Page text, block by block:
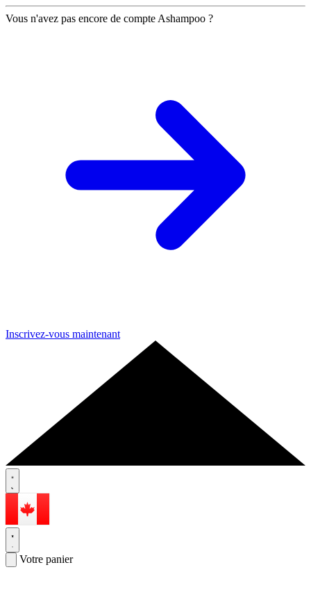
Vous n'avez pas encore de compte Ashampoo ?
Inscrivez-vous maintenant
Votre panier